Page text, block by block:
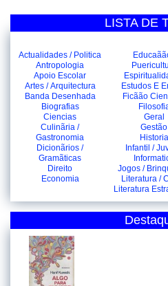
LISTA DE
Actualidades / Politica
Antropologia
Apoio Escolar
Artes / Arquitectura
Banda Desenhada
Biografias
Ciencias
Culinãria /
Gastronomia
Dicionãrios /
Gramãticas
Direito
Economia
Estudos E
Ficãão
Geral
Gestão
Historia
Infantil /
Jogos /
Literatura /
Literatura